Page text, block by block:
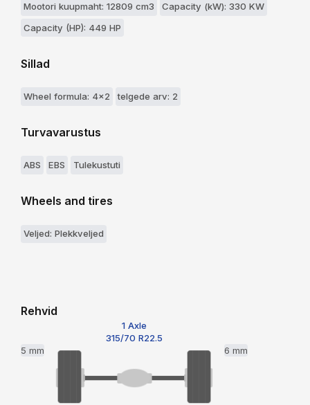
Mootori kuupmaht: 12809 cm3
Capacity (kW): 330 KW
Capacity (HP): 449 HP
Sillad
Wheel formula: 4x2 telgede arv: 2
Turvavarustus
ABS EBS Tulekustuti
Wheels and tires
Veljed: Plekkveljed
Rehvid
1 Axle
315/70 R22.5
5 mm
6 mm